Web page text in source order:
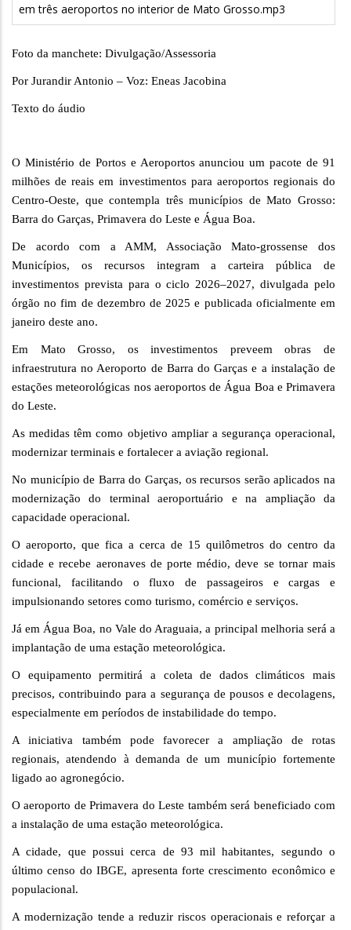
em três aeroportos no interior de Mato Grosso.mp3
Foto da manchete: Divulgação/Assessoria
Por Jurandir Antonio – Voz: Eneas Jacobina
Texto do áudio
O Ministério de Portos e Aeroportos anunciou um pacote de 91
milhões de reais em investimentos para aeroportos regionais do
Centro-Oeste, que contempla três municípios de Mato Grosso:
Barra do Garças, Primavera do Leste e Água Boa.
De acordo com a AMM, Associação Mato-grossense dos
Municípios, os recursos integram a carteira pública de
investimentos prevista para o ciclo 2026–2027, divulgada pelo
órgão no fim de dezembro de 2025 e publicada oficialmente em
janeiro deste ano.
Em Mato Grosso, os investimentos preveem obras de
infraestrutura no Aeroporto de Barra do Garças e a instalação de
estações meteorológicas nos aeroportos de Água Boa e Primavera
do Leste.
As medidas têm como objetivo ampliar a segurança operacional,
modernizar terminais e fortalecer a aviação regional.
No município de Barra do Garças, os recursos serão aplicados na
modernização do terminal aeroportuário e na ampliação da
capacidade operacional.
O aeroporto, que fica a cerca de 15 quilômetros do centro da
cidade e recebe aeronaves de porte médio, deve se tornar mais
funcional, facilitando o fluxo de passageiros e cargas e
impulsionando setores como turismo, comércio e serviços.
Já em Água Boa, no Vale do Araguaia, a principal melhoria será a
implantação de uma estação meteorológica.
O equipamento permitirá a coleta de dados climáticos mais
precisos, contribuindo para a segurança de pousos e decolagens,
especialmente em períodos de instabilidade do tempo.
A iniciativa também pode favorecer a ampliação de rotas
regionais, atendendo à demanda de um município fortemente
ligado ao agronegócio.
O aeroporto de Primavera do Leste também será beneficiado com
a instalação de uma estação meteorológica.
A cidade, que possui cerca de 93 mil habitantes, segundo o
último censo do IBGE, apresenta forte crescimento econômico e
populacional.
A modernização tende a reduzir riscos operacionais e reforçar a